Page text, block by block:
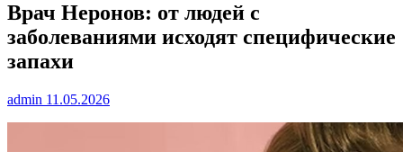
Врач Неронов: от людей с
заболеваниями исходят специфические
запахи
admin 11.05.2026